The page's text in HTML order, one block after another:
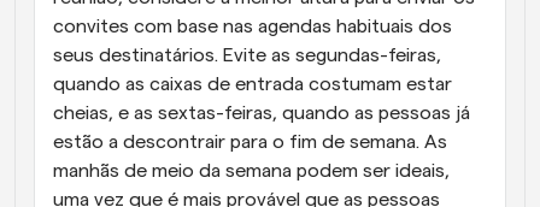
convites com base nas agendas habituais dos
seus destinatários. Evite as segundas-feiras,
quando as caixas de entrada costumam estar
cheias, e as sextas-feiras, quando as pessoas já
estão a descontrair para o fim de semana. As
manhãs de meio da semana podem ser ideais,
uma vez que é mais provável que as pessoas